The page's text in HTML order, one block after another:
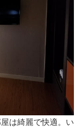
は綺麗で快適。い